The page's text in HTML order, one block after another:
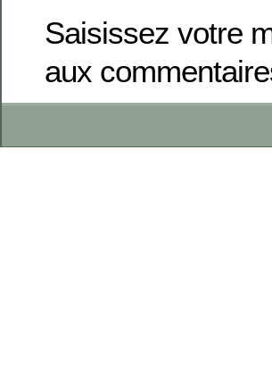
Saisissez votre
aux